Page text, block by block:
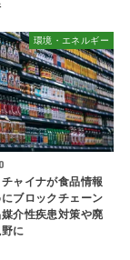
環境・エネルギー
ャイナが食品情報
ブロックチェーン
介性疾患対策や廃
に